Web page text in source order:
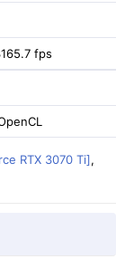
fps
RTX 3070 Ti],